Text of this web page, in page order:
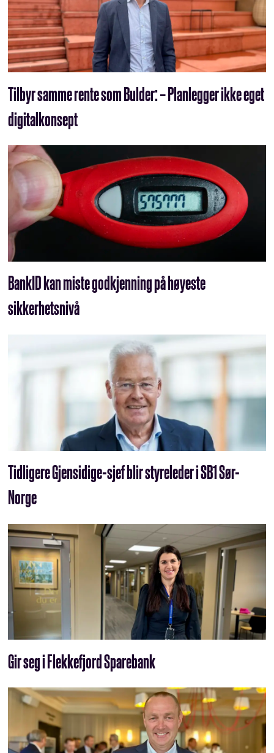
Tilbyr samme rente som Bulder: – Planlegger ikke eget
digitalkonsept
BankID kan miste godkjenning på høyeste
sikkerhetsnivå
Tidligere Gjensidige-sjef blir styreleder i SB1 Sør-
Norge
Gir seg i Flekkefjord Sparebank